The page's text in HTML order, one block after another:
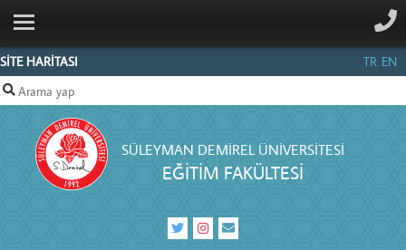
SİTE HARİTASI TR EN
SÜLEYMAN DEMIREL ÜNIVERSITESI
EĞITIM FAKÜLTESI
ANA SAYFA
KURUMSAL
BÖLÜMLER
PERSONEL
İLETIŞIM